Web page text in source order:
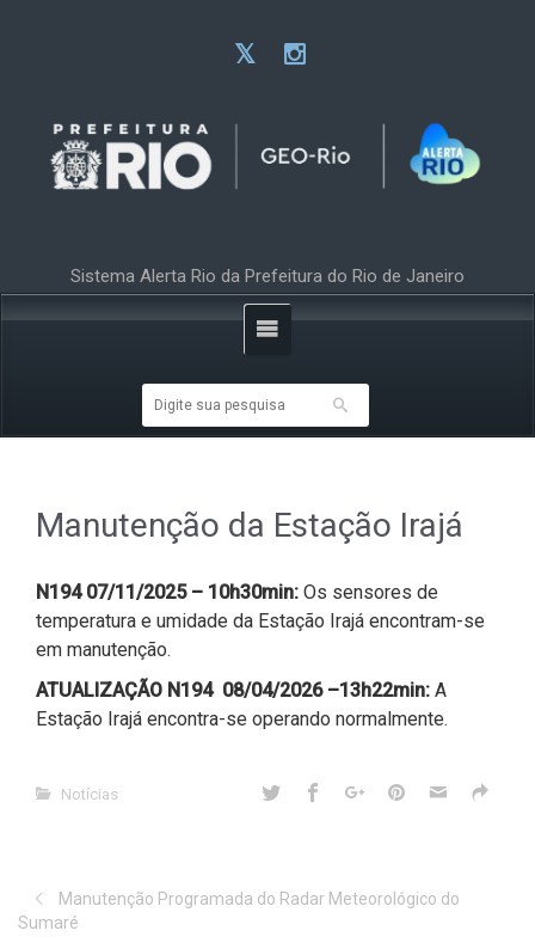
Sistema Alerta Rio da Prefeitura do Rio de Janeiro
Manutenção da Estação Irajá
N194 07/11/2025 – 10h30min: Os sensores de
temperatura e umidade da Estação Irajá encontram-se
em manutenção.
ATUALIZAÇÃO N194 08/04/2026 –13h22min: A
Estação Irajá encontra-se operando normalmente.
Notícias
Manutenção Programada do Radar Meteorológico do
Sumaré